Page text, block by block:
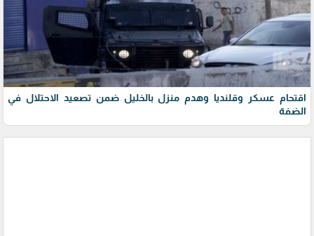
اقتحام عسكر وقلنديا وهدم منزل بالخليل ضمن تصعيد الاحتلال في
الضفة